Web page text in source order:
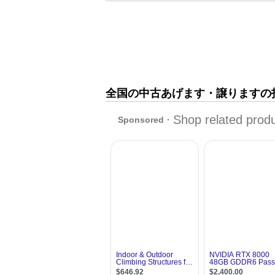
全国の中古あげます・譲りますの